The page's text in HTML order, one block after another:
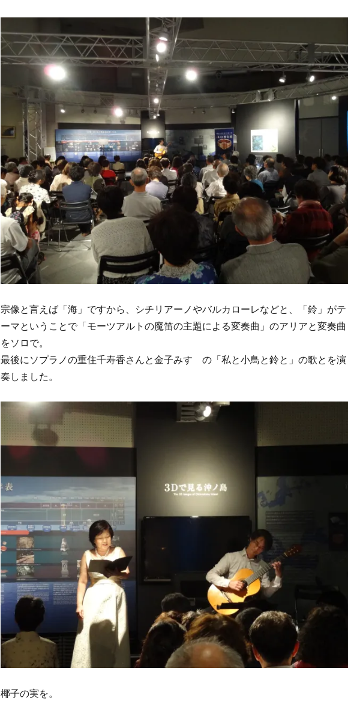
宗像と言えば「海」ですから、シチリアーノやバルカローレなどと、「鈴」がテ
ーマということで「モーツアルトの魔笛の主題による変奏曲」のアリアと変奏曲
をソロで。
最後にソプラノの重住千寿香さんと金子みすゞの「私と小鳥と鈴と」の歌とを演
奏しました。
椰子の実を。